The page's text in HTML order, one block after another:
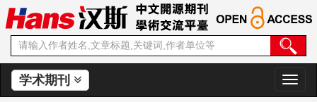
学术期刊
切
换